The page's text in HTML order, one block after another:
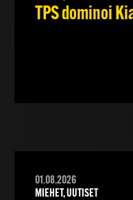
TPS dominoi
01.08.2026
MIEHET, UUTISET